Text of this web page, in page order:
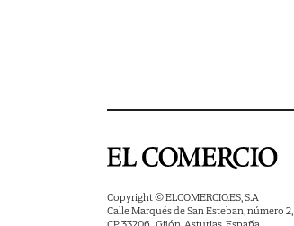
Copyright © ELCOMERCIO.ES, S.A
Calle Marqués de San Esteban, número 2,